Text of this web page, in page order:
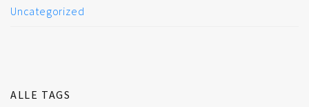
Uncategorized
ALLE TAGS